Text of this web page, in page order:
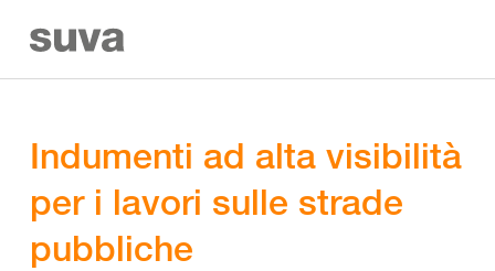
Indumenti ad alta visibilità
per i lavori sulle strade
pubbliche